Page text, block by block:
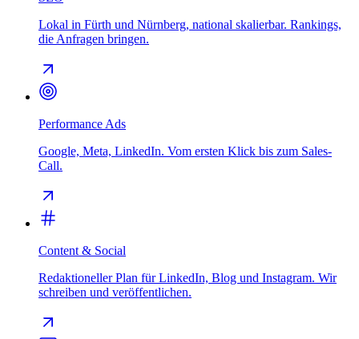
Lokal in Fürth und Nürnberg, national skalierbar. Rankings,
die Anfragen bringen.
Performance Ads
Google, Meta, LinkedIn. Vom ersten Klick bis zum Sales-
Call.
Content & Social
Redaktioneller Plan für LinkedIn, Blog und Instagram. Wir
schreiben und veröffentlichen.